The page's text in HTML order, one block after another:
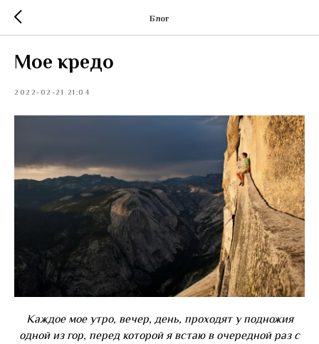
Блог
Мое кредо
2022-02-21 21:04
Каждое мое утро, вечер, день, проходят у подножия
одной из гор, перед которой я встаю в очередной раз с